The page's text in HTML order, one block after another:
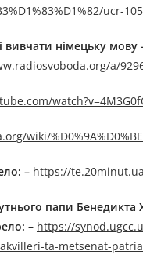
ucr-
німецьку
a/
wiki/
– https://
папи Бенедикта
– https://
ta-metsenat-